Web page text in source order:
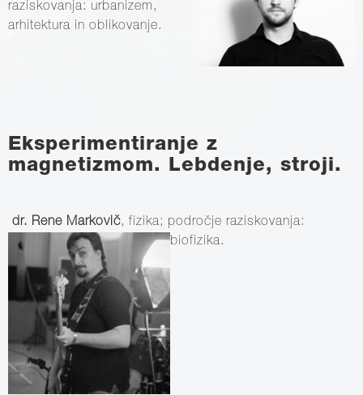
raziskovanja: urbanizem,
arhitektura in oblikovanje.
Eksperimentiranje z
magnetizmom. Lebdenje, stroji.
dr. Rene Markovič, fizika; področje raziskovanja:
biofizika.